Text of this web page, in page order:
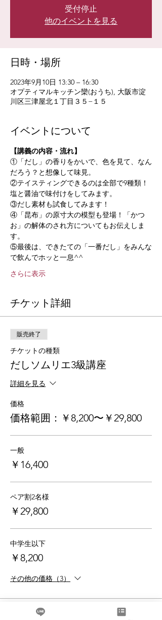
受付停止
他のイベントを見る
日時・場所
2023年9月10日 13:30 – 16:30
オプティマルキッチン欒(おうち), 大阪市淀
川区三津屋北１丁目３５−１５
イベントについて
【講義の内容・流れ】
①「だし」の香りをかいで、色を見て、なん
だろう？と想像して味見。
②テイスティングできるのは全部で9種類！
塩と醤油で味付けをしてみます。
③だし素材も試食してみます！
④「昆布」の原寸大の模型も登場！「かつ
お」の解体のされ方についてもお伝えしま
す。
⑤最後は、できたての「一番だし」をみんな
で飲んでホッと一息^^
さらに表示
チケット詳細
販売終了
チケットの種類
だしソムリエ3級講座
詳細を見る
価格
価格範囲：￥8,200〜￥29,800
一般
￥16,400
ペア割2名様
￥29,800
中学生以下
￥8,200
その他の価格（3）